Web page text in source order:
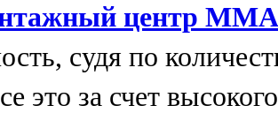
центр
судя по
это за счет